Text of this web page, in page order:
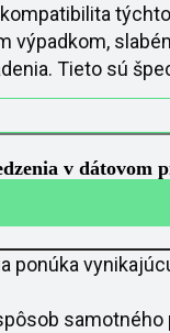
výpadkom,
Tieto sú
v dátovom
ponúka
samotného